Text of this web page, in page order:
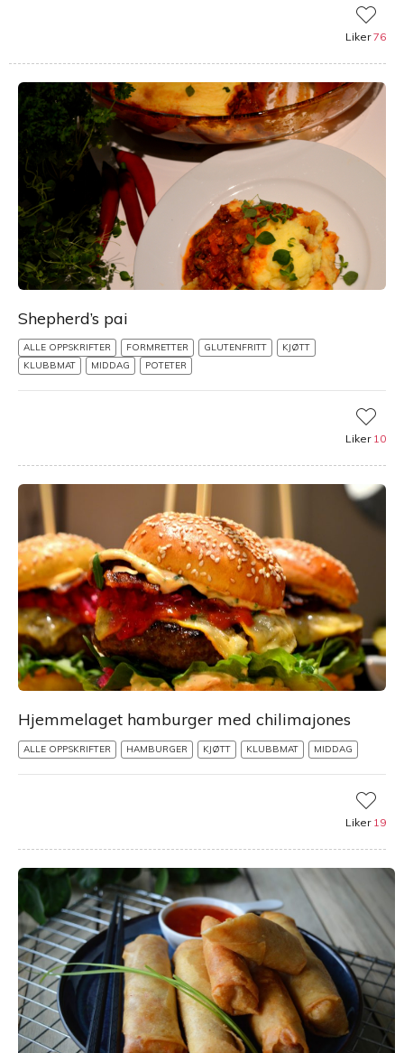
Liker76
Shepherd’s pai
ALLE OPPSKRIFTER FORMRETTER GLUTENFRITT
KJØTT
KLUBBMAT
MIDDAG POTETER
Liker 10
Hjemmelaget hamburger med chilimajones
ALLE OPPSKRIFTER HAMBURGER KJØTT KLUBBMAT MIDDAG
Liker 19